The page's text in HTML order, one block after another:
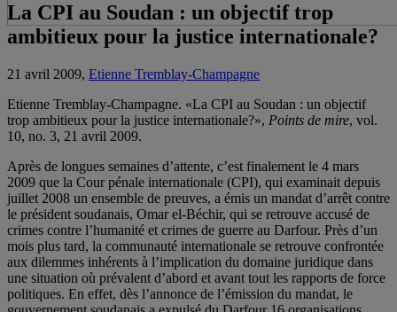
La CPI au Soudan : un objectif trop
ambitieux pour la justice internationale?
21 avril 2009, Etienne Tremblay-Champagne
Etienne Tremblay-Champagne. «La CPI au Soudan : un objectif
trop ambitieux pour la justice internationale?», Points de mire, vol.
10, no. 3, 21 avril 2009.
Après de longues semaines d’attente, c’est finalement le 4 mars
2009 que la Cour pénale internationale (CPI), qui examinait depuis
juillet 2008 un ensemble de preuves, a émis un mandat d’arrêt contre
le président soudanais, Omar el-Béchir, qui se retrouve accusé de
crimes contre l’humanité et crimes de guerre au Darfour. Près d’un
mois plus tard, la communauté internationale se retrouve confrontée
aux dilemmes inhérents à l’implication du domaine juridique dans
une situation où prévalent d’abord et avant tout les rapports de force
politiques. En effet, dès l’annonce de l’émission du mandat, le